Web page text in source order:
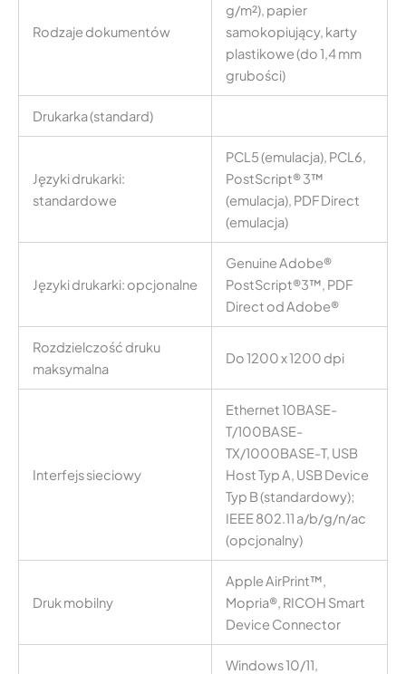
Rodzaje dokumentów
g/m²), papier
samokopiujący, karty
plastikowe (do 1,4 mm
grubości)
Drukarka (standard)
Języki drukarki:
standardowe
PCL5 (emulacja), PCL6,
PostScript® 3™
(emulacja), PDF Direct
(emulacja)
Języki drukarki: opcjonalne
Genuine Adobe®
PostScript®3™, PDF
Direct od Adobe®
Rozdzielczość druku
maksymalna
Do 1200 x 1200 dpi
Interfejs sieciowy
Ethernet 10BASE-
T/100BASE-
TX/1000BASE-T, USB
Host Typ A, USB Device
Typ B (standardowy);
IEEE 802.11 a/b/g/n/ac
(opcjonalny)
Druk mobilny
Apple AirPrint™,
Mopria®, RICOH Smart
Device Connector
Windows 10/11,